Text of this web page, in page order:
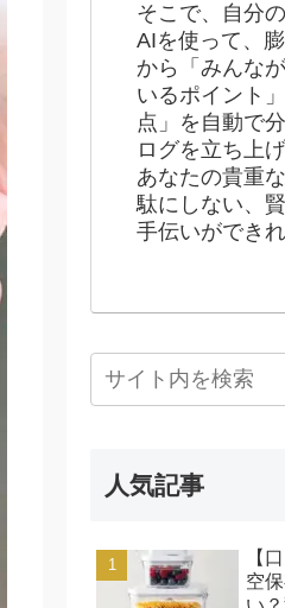
そこで、自分
AIを使って、
から「みんな
いるポイント
点」を自動で
ログを立ち上
あなたの貴重
駄にしない、
手伝いができ
人気記事
【
空